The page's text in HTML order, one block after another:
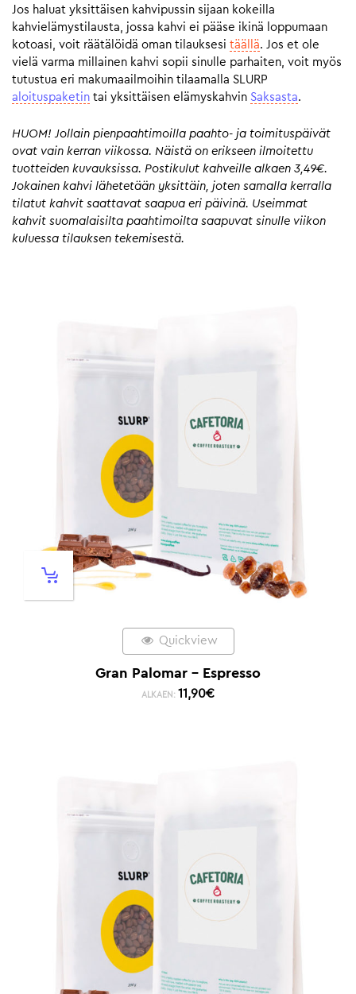
Jos haluat yksittäisen kahvipussin sijaan kokeilla
kahvielämystilausta, jossa kahvi ei pääse ikinä loppumaan
kotoasi, voit räätälöidä oman tilauksesi täällä. Jos et ole
vielä varma millainen kahvi sopii sinulle parhaiten, voit myös
tutustua eri makumaailmoihin tilaamalla SLURP
aloituspaketin tai yksittäisen elämyskahvin Saksasta.
HUOM! Jollain pienpaahtimoilla paahto- ja toimituspäivät
ovat vain kerran viikossa. Näistä on erikseen ilmoitettu
tuotteiden kuvauksissa. Postikulut kahveille alkaen 3,49€.
Jokainen kahvi lähetetään yksittäin, joten samalla kerralla
tilatut kahvit saattavat saapua eri päivinä. Useimmat
kahvit suomalaisilta paahtimoilta saapuvat sinulle viikon
kuluessa tilauksen tekemisestä.
Quickview
Gran Palomar – Espresso
ALKAEN: 11,90€